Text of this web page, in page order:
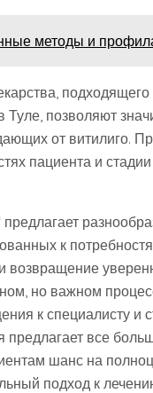
методы и
позволяют
от витилиго.
пациента и
к
но важном
к специалисту и
все
шанс на
подход к